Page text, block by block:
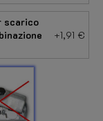
scarico
+1,91 €